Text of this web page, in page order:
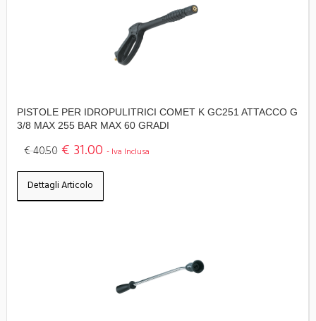
PISTOLE PER IDROPULITRICI COMET K GC251 ATTACCO G
3/8 MAX 255 BAR MAX 60 GRADI
€ 40.50 € 31.00 - Iva Inclusa
Dettagli Articolo